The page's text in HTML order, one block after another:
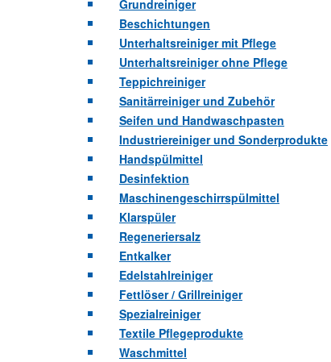
Grundreiniger
Beschichtungen
Unterhaltsreiniger mit Pflege
Unterhaltsreiniger ohne Pflege
Teppichreiniger
Sanitärreiniger und Zubehör
Seifen und Handwaschpasten
Industriereiniger und Sonderprodukte
Handspülmittel
Desinfektion
Maschinengeschirrspülmittel
Klarspüler
Regeneriersalz
Entkalker
Edelstahlreiniger
Fettlöser / Grillreiniger
Spezialreiniger
Textile Pflegeprodukte
Waschmittel